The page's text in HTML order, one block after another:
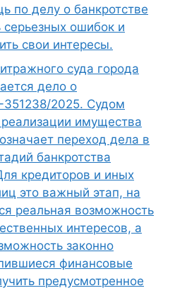
по делу о банкротстве
серьезных ошибок и
свои интересы.
суда города
дело о
2025. Судом
имущества
переход дела в
банкротства
кредиторов и иных
это важный этап, на
реальная возможность
интересов, а
законно
финансовые
предусмотренное